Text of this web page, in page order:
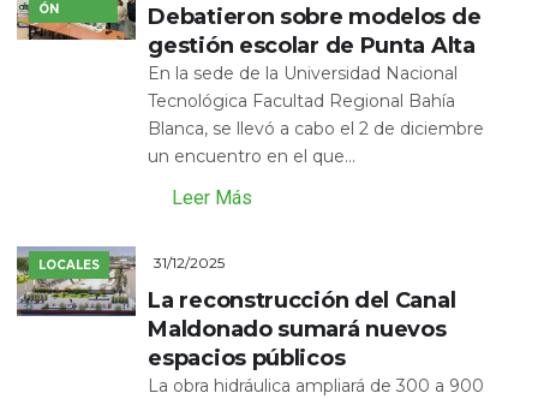
ÓN
Debatieron sobre modelos de
gestión escolar de Punta Alta
En la sede de la Universidad Nacional
Tecnológica Facultad Regional Bahía
Blanca, se llevó a cabo el 2 de diciembre
un encuentro en el que...
Leer Más
LOCALES 31/12/2025
La reconstrucción del Canal
Maldonado sumará nuevos
espacios públicos
La obra hidráulica ampliará de 300 a 900